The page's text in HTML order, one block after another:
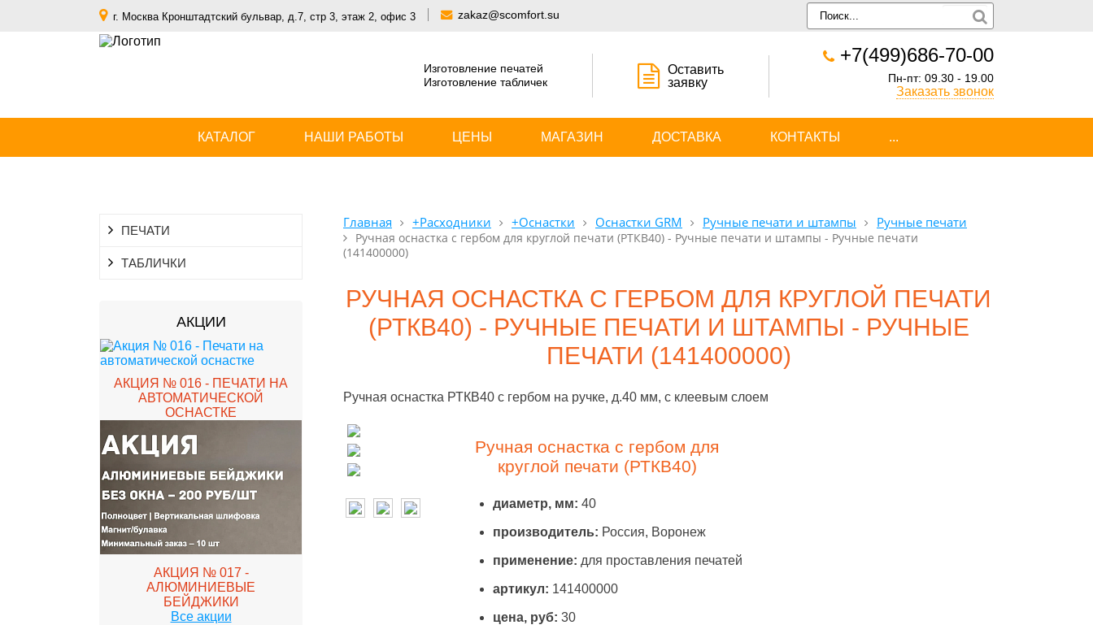
г. Москва Кронштадтский бульвар, д.7, стр 3, этаж 2, офис 3 zakaz@scomfort.su
+7(499)686-70-00
Пн-пт: 09.30 - 19.00
Заказать звонок
Оставить
заявку
Изготовление печатей
Изготовление табличек
КАТАЛОГ НАШИ РАБОТЫ ЦЕНЫ МАГАЗИН ДОСТАВКА КОНТАКТЫ ...
ПЕЧАТИ
ТАБЛИЧКИ
АКЦИИ
АКЦИЯ № 016 - ПЕЧАТИ НА
АВТОМАТИЧЕСКОЙ
ОСНАСТКЕ
АКЦИЯ № 017 -
АЛЮМИНИЕВЫЕ
БЕЙДЖИКИ
Все акции
Главная +Расходники +Оснастки Оснастки GRM Ручные печати и штампы Ручные печати
Ручная оснастка с гербом для круглой печати (РТКВ40) - Ручные печати и штампы - Ручные печати
(141400000)
РУЧНАЯ ОСНАСТКА С ГЕРБОМ ДЛЯ КРУГЛОЙ ПЕЧАТИ
(РТКВ40) - РУЧНЫЕ ПЕЧАТИ И ШТАМПЫ - РУЧНЫЕ
ПЕЧАТИ (141400000)
Ручная оснастка РТКВ40 с гербом на ручке, д.40 мм, с клеевым слоем
Ручная оснастка с гербом для
круглой печати (РТКВ40)
диаметр, мм: 40
производитель: Россия, Воронеж
применение: для проставления печатей
артикул: 141400000
цена, руб: 30